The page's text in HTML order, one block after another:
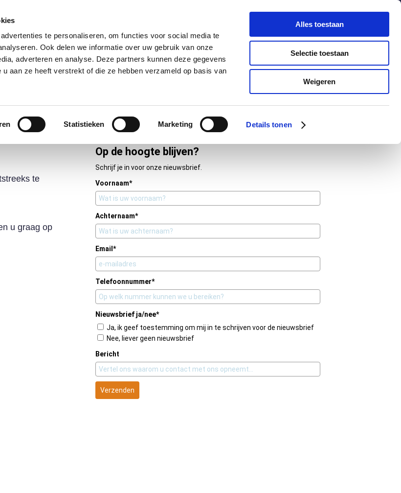
te personaliseren, om functies voor social media te
Ook delen we informatie over uw gebruik van onze
adverteren en analyse. Deze partners kunnen deze gegevens
aan ze heeft verstrekt of die ze hebben verzameld op basis van
Statistieken Marketing Details tonen
Alles toestaan
Selectie toestaan
Weigeren
aanmelden helpdesk webportaal
Deelnemers Over ons Informatie
te
u graag op
Op de hoogte blijven?
Schrijf je in voor onze nieuwsbrief.
Voornaam*
Achternaam*
Email*
Telefoonnummer*
Nieuwsbrief ja/nee*
Ja, ik geef toestemming om mij in te schrijven voor de nieuwsbrief
Nee, liever geen nieuwsbrief
Bericht
Verzenden